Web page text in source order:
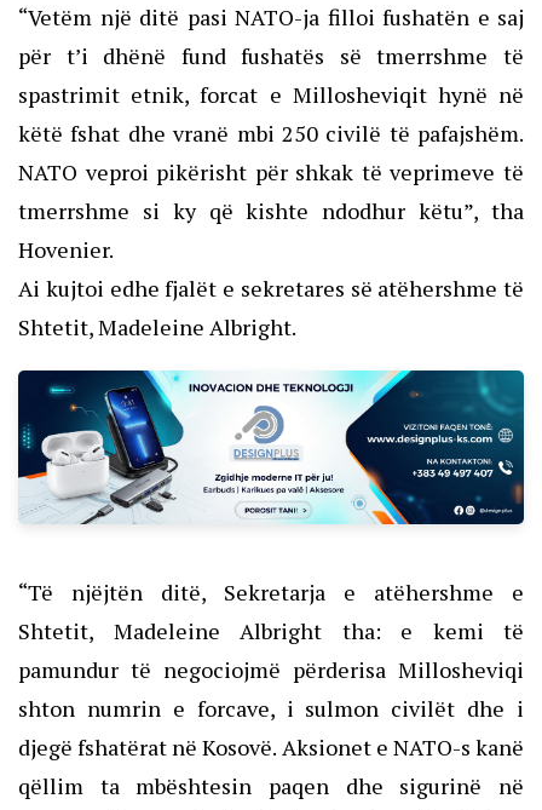
“Vetëm një ditë pasi NATO-ja filloi fushatën e saj
për t’i dhënë fund fushatës së tmerrshme të
spastrimit etnik, forcat e Millosheviqit hynë në
këtë fshat dhe vranë mbi 250 civilë të pafajshëm.
NATO veproi pikërisht për shkak të veprimeve të
tmerrshme si ky që kishte ndodhur këtu”, tha
Hovenier.
Ai kujtoi edhe fjalët e sekretares së atëhershme të
Shtetit, Madeleine Albright.
“Të njëjtën ditë, Sekretarja e atëhershme e
Shtetit, Madeleine Albright tha: e kemi të
pamundur të negociojmë përderisa Millosheviqi
shton numrin e forcave, i sulmon civilët dhe i
djegë fshatërat në Kosovë. Aksionet e NATO-s kanë
qëllim ta mbështesin paqen dhe sigurinë në